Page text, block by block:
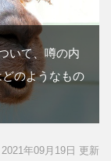
いて、噂の内
のようなもの
2021年09月19日 更新